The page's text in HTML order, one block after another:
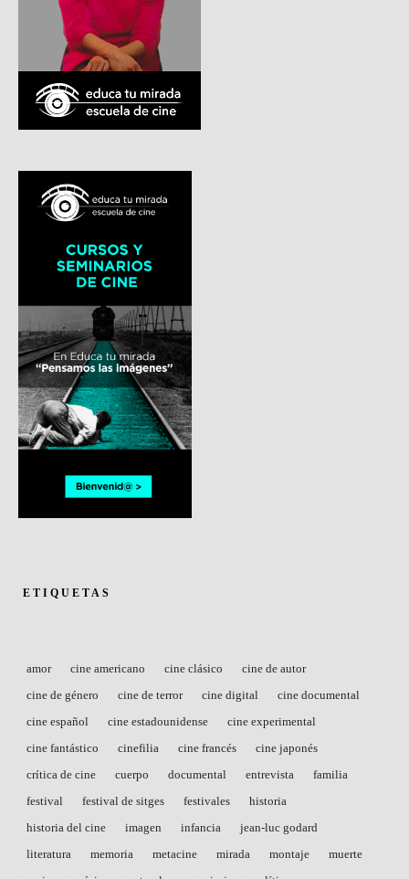
ETIQUETAS
amor cine americano cine clásico
cine de autor
cine de género
cine de terror cine digital
cine documental
cine español
cine estadounidense
cine experimental
cine fantástico
cinefilia cine francés
cine japonés
crítica de cine
cuerpo documental entrevista
familia
festival
festival de sitges festivales
historia
historia del cine
imagen infancia
jean-luc godard
literatura
memoria metacine mirada montaje
muerte